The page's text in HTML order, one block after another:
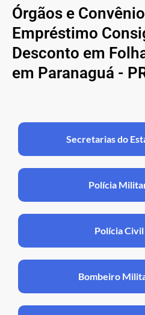
Órgãos e
Empréstimo
Desconto em
em Paranaguá -
Secretarias do
Polícia
Polícia Civil
Bombeiro